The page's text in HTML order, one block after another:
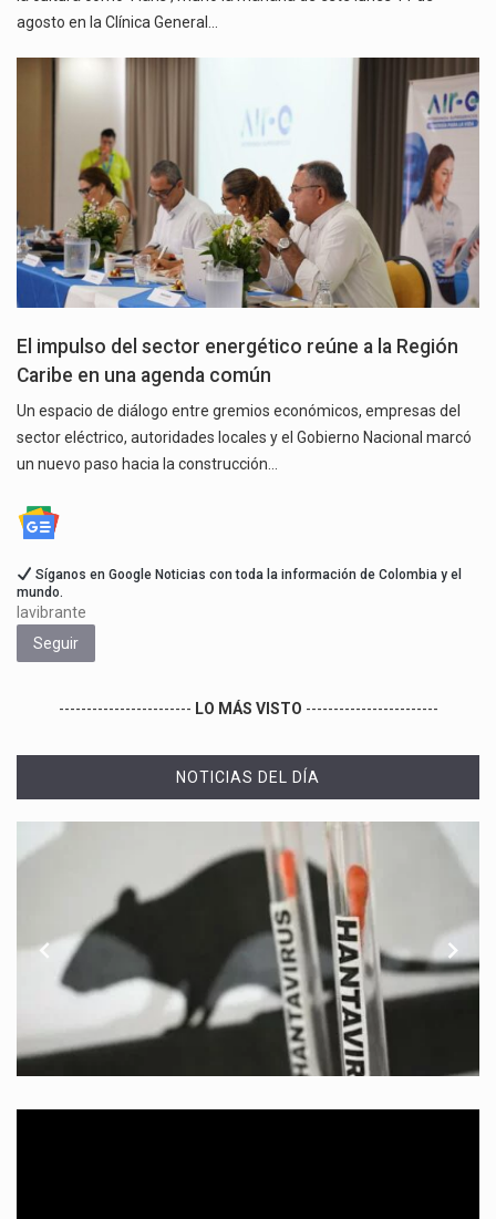
agosto en la Clínica General…
El impulso del sector energético reúne a la Región
Caribe en una agenda común
Un espacio de diálogo entre gremios económicos, empresas del
sector eléctrico, autoridades locales y el Gobierno Nacional marcó
un nuevo paso hacia la construcción…
Síganos en Google Noticias con toda la información de Colombia y el
mundo.
lavibrante
Seguir
------------------------ LO MÁS VISTO ------------------------
NOTICIAS DEL DÍA